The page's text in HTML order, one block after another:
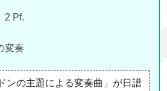
2 Pf.
変奏
ンの主題による変奏曲」が日譜